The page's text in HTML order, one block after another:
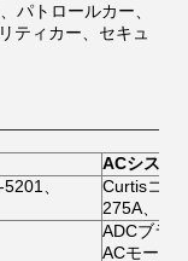
パトロールカー、
ティカー、セキュ
ACシステ
、
Curtisコン
275A、
ADCブラ
ACモータ